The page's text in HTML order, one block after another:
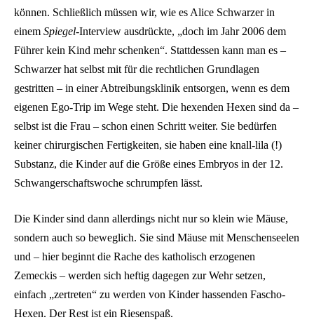
können. Schließlich müssen wir, wie es Alice Schwarzer in
einem Spiegel-Interview ausdrückte, „doch im Jahr 2006 dem
Führer kein Kind mehr schenken“. Stattdessen kann man es –
Schwarzer hat selbst mit für die rechtlichen Grundlagen
gestritten – in einer Abtreibungsklinik entsorgen, wenn es dem
eigenen Ego-Trip im Wege steht. Die hexenden Hexen sind da –
selbst ist die Frau – schon einen Schritt weiter. Sie bedürfen
keiner chirurgischen Fertigkeiten, sie haben eine knall-lila (!)
Substanz, die Kinder auf die Größe eines Embryos in der 12.
Schwangerschaftswoche schrumpfen lässt.
Die Kinder sind dann allerdings nicht nur so klein wie Mäuse,
sondern auch so beweglich. Sie sind Mäuse mit Menschenseelen
und – hier beginnt die Rache des katholisch erzogenen
Zemeckis – werden sich heftig dagegen zur Wehr setzen,
einfach „zertreten“ zu werden von Kinder hassenden Fascho-
Hexen. Der Rest ist ein Riesenspaß.